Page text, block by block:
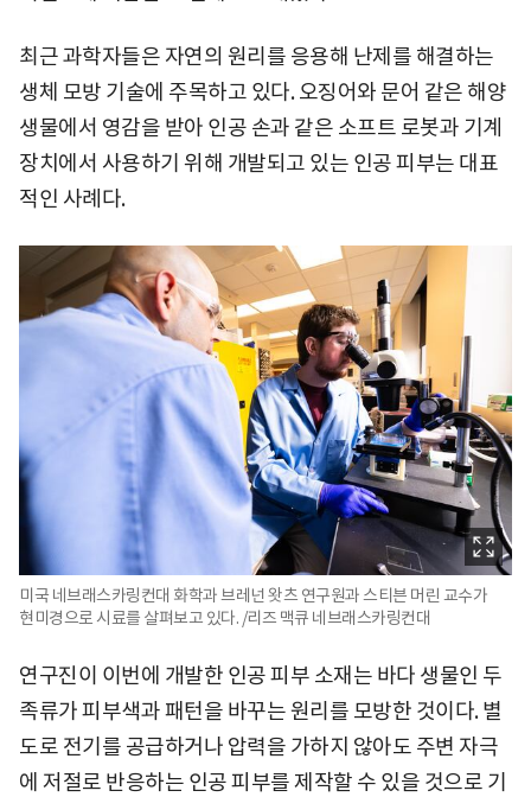
최근 과학자들은 자연의 원리를 응용해 난제를 해결하는
생체 모방 기술에 주목하고 있다. 오징어와 문어 같은 해양
생물에서 영감을 받아 인공 손과 같은 소프트 로봇과 기계
장치에서 사용하기 위해 개발되고 있는 인공 피부는 대표
적인 사례다.
미국 네브래스카링컨대 화학과 브레넌 왓츠 연구원과 스티븐 머린 교수가
현미경으로 시료를 살펴보고 있다. /리즈 맥큐 네브래스카링컨대
연구진이 이번에 개발한 인공 피부 소재는 바다 생물인 두
족류가 피부색과 패턴을 바꾸는 원리를 모방한 것이다. 별
도로 전기를 공급하거나 압력을 가하지 않아도 주변 자극
에 저절로 반응하는 인공 피부를 제작할 수 있을 것으로 기